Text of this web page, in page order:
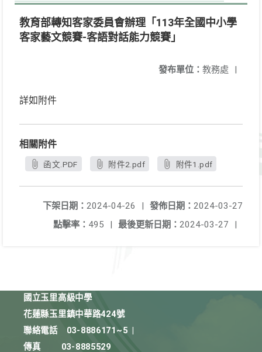
教育部轉知客家委員會辦理「113年全國中小學
客家藝文競賽-客語對話能力競賽」
發布單位： 教務處 |
詳如附件
相關附件
函文.PDF 附件2.pdf 附件1.pdf
發佈日期： 2024-03-27
下架日期： 2024-04-26
|
最後更新日期： 2024-03-27 |
點擊率： 495 |
國立玉里高級中學
花蓮縣玉里鎮中華路424號
聯絡電話
03-8886171~5
傳真
03-8885529